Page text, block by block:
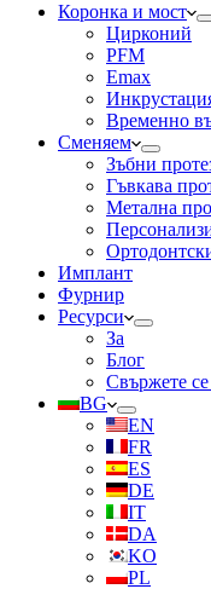
Коронка и мост
Цирконий
PFM
Emax
Временно
Сменяем
Зъбни
Гъвкава
Метална
Имплант
Фурнир
Ресурси
За
Блог
Свържете се
BG
EN
FR
ES
DE
IT
DA
KO
PL